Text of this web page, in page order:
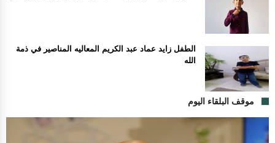
الطفل زايد عماد عبد الكريم المعاليه المناصير في ذمة
الله
موقف البلقاء اليوم